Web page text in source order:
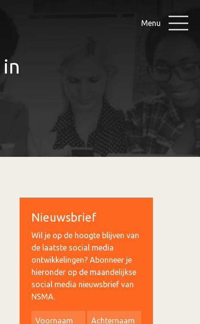
Menu
Nieuwsbrief
Wil je op de hoogte blijven van
de laatste social media
ontwikkelingen? Abonneer je
hieronder op de maandelijkse
social media nieuwsbrief van
NSMA.